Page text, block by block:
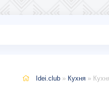
Idei.club » Кухня »